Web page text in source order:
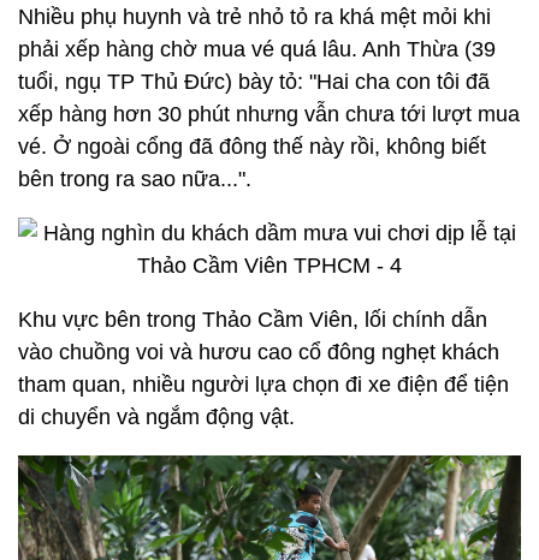
Nhiều phụ huynh và trẻ nhỏ tỏ ra khá mệt mỏi khi
phải xếp hàng chờ mua vé quá lâu. Anh Thừa (39
tuổi, ngụ TP Thủ Đức) bày tỏ: "Hai cha con tôi đã
xếp hàng hơn 30 phút nhưng vẫn chưa tới lượt mua
vé. Ở ngoài cổng đã đông thế này rồi, không biết
bên trong ra sao nữa...".
Khu vực bên trong Thảo Cầm Viên, lối chính dẫn
vào chuồng voi và hươu cao cổ đông nghẹt khách
tham quan, nhiều người lựa chọn đi xe điện để tiện
di chuyển và ngắm động vật.